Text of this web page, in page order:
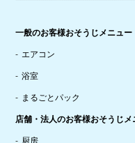
一般のお客様おそうじメニュー
エアコン
浴室
まるごとパック
店舗・法人のお客様おそうじメ
厨房